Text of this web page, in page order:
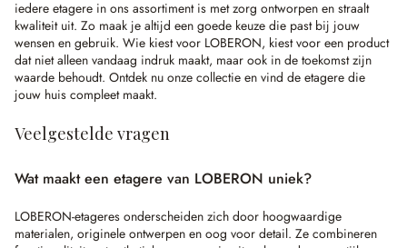
iedere etagere in ons assortiment is met zorg ontworpen en straalt
kwaliteit uit. Zo maak je altijd een goede keuze die past bij jouw
wensen en gebruik. Wie kiest voor LOBERON, kiest voor een product
dat niet alleen vandaag indruk maakt, maar ook in de toekomst zijn
waarde behoudt. Ontdek nu onze collectie en vind de etagere die
jouw huis compleet maakt.
Veelgestelde vragen
Wat maakt een etagere van LOBERON uniek?
LOBERON-etageres onderscheiden zich door hoogwaardige
materialen, originele ontwerpen en oog voor detail. Ze combineren